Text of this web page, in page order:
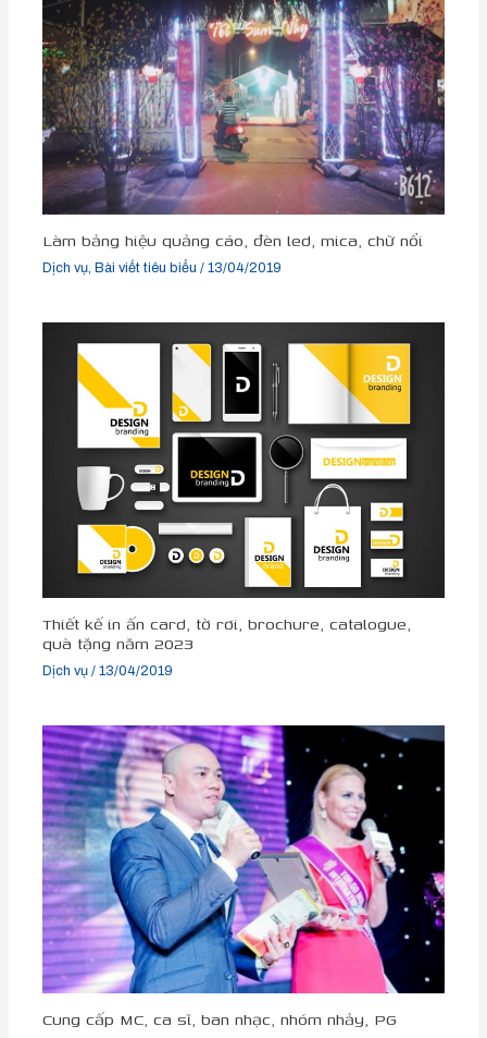
Làm bảng hiệu quảng cáo, đèn led, mica, chữ nổi
Dịch vụ, Bài viết tiêu biểu /13/04/2019
Thiết kế in ấn card, tờ rơi, brochure, catalogue,
quà tặng năm 2023
Dịch vụ /13/04/2019
Cung cấp MC, ca sĩ, ban nhạc, nhóm nhảy, PG